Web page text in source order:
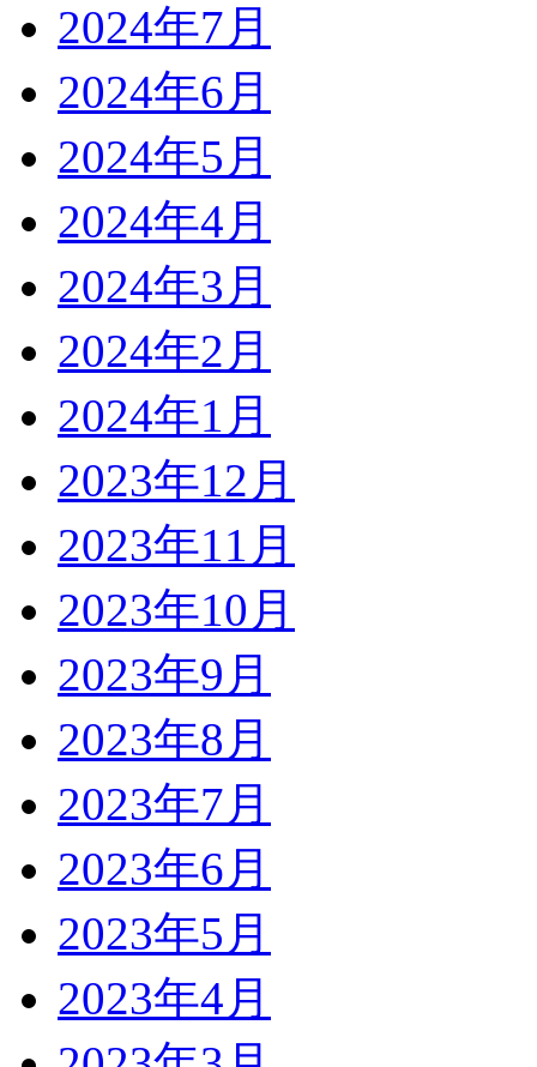
2024年7月
2024年6月
2024年5月
2024年4月
2024年3月
2024年2月
2024年1月
2023年12月
2023年11月
2023年10月
2023年9月
2023年8月
2023年7月
2023年6月
2023年5月
2023年4月